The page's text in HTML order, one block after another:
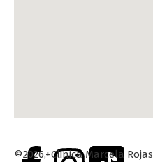
©2026,+Clinica Marcela Rojas